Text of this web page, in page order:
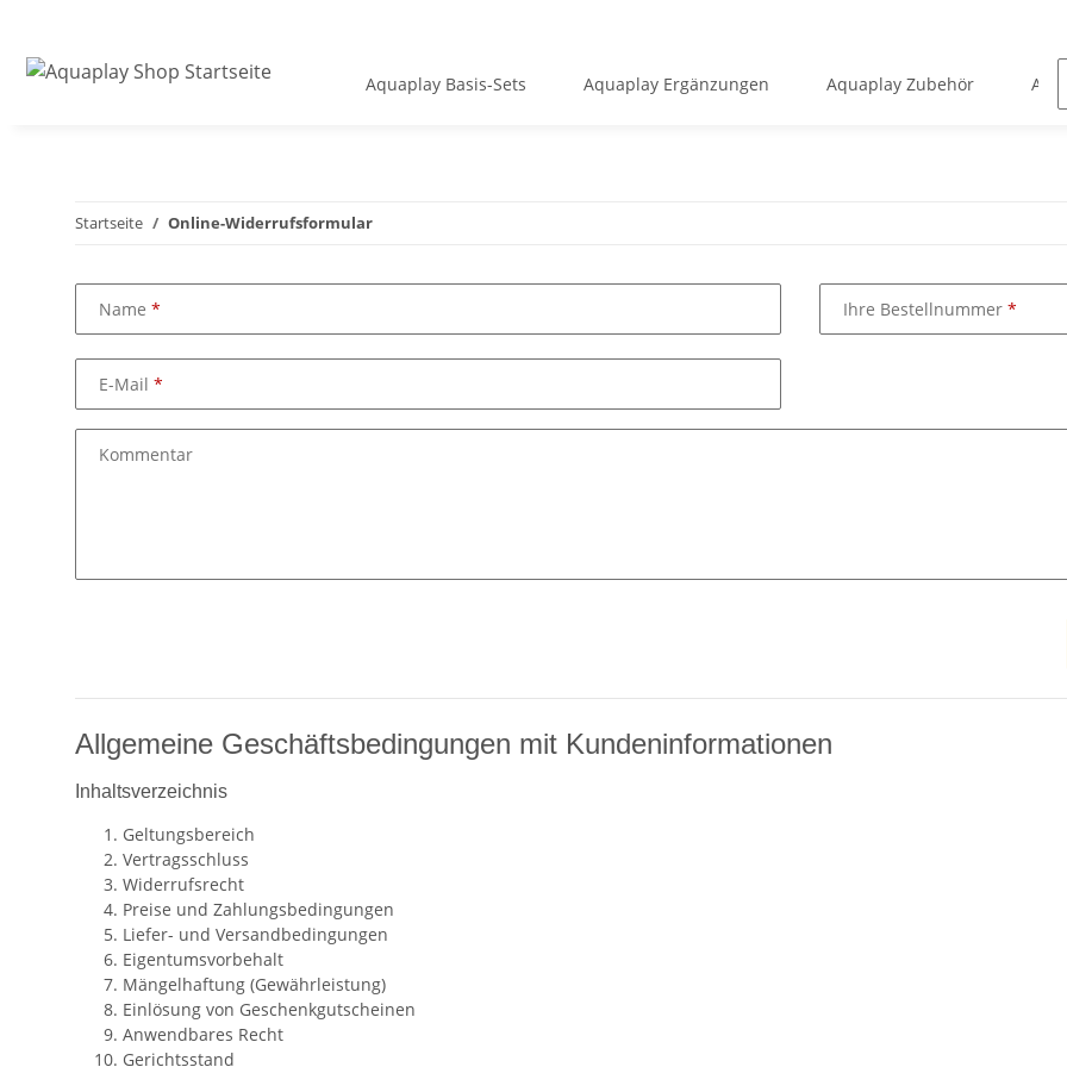
Aquaplay Basis-Sets Aquaplay Ergänzungen Aquaplay Zubehör
Startseite Online-Widerrufsformular
Name Ihre Bestellnummer
E-Mail
Kommentar
Allgemeine Geschäftsbedingungen mit Kundeninformationen
Inhaltsverzeichnis
Geltungsbereich
Vertragsschluss
Widerrufsrecht
Preise und Zahlungsbedingungen
Liefer- und Versandbedingungen
Eigentumsvorbehalt
Mängelhaftung (Gewährleistung)
Einlösung von Geschenkgutscheinen
Anwendbares Recht
Gerichtsstand